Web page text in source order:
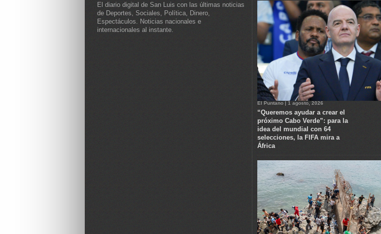
El diario digital de San Luis con las últimas noticias
de Deportes, Sociales, Política, Dinero,
Espectáculos. Noticias nacionales e
internacionales al instante.
El Puntano | 1 agosto, 2026
“Queremos ayudar a crear el
próximo Cabo Verde”: para la
idea del mundial con 64
selecciones, la FIFA mira a
África